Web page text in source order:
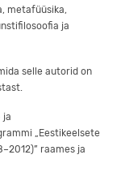
metafüüsika,
ja
selle autorid on
ja
„Eestikeelsete
raames ja